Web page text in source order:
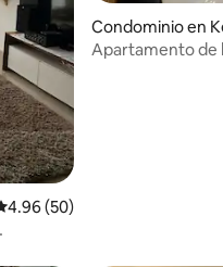
promedio: 4.96 de
4.96 (50)
Condominio en
Pagedangan
Apartamento de